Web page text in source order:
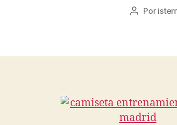
Autor
Por